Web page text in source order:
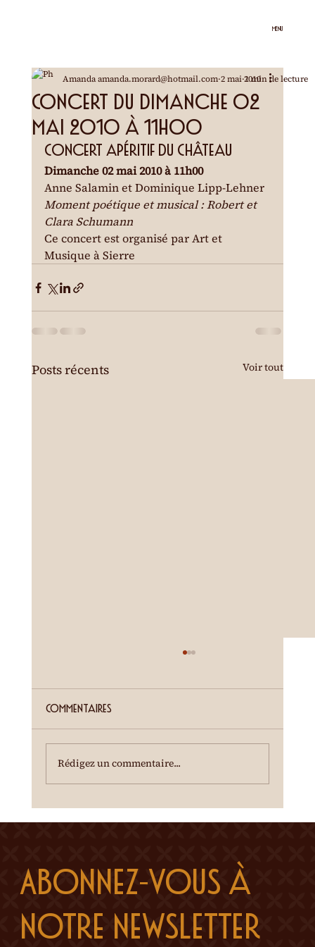
MENU
Abonnez-vous à
notre newsletter
Concert du dimanche 02
mai 2010 à 11h00
Amanda amanda.morard@hotmail.com 2 mai 20101 min de lecture
Concert apéritif du Château
Dimanche 02 mai 2010 à 11h00
Anne Salamin et Dominique Lipp-Lehner
Moment poétique et musical : Robert et
Clara Schumann
Ce concert est organisé par Art et
Musique à Sierre
Posts récents Voir tout
Cour de la Ferme du Château Mercier
Entrée gratuite Restauration dès 19h00
Commentaires
Rédigez un commentaire...